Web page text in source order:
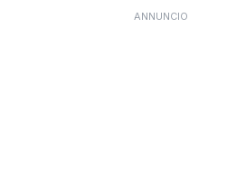
ANNUNCIO